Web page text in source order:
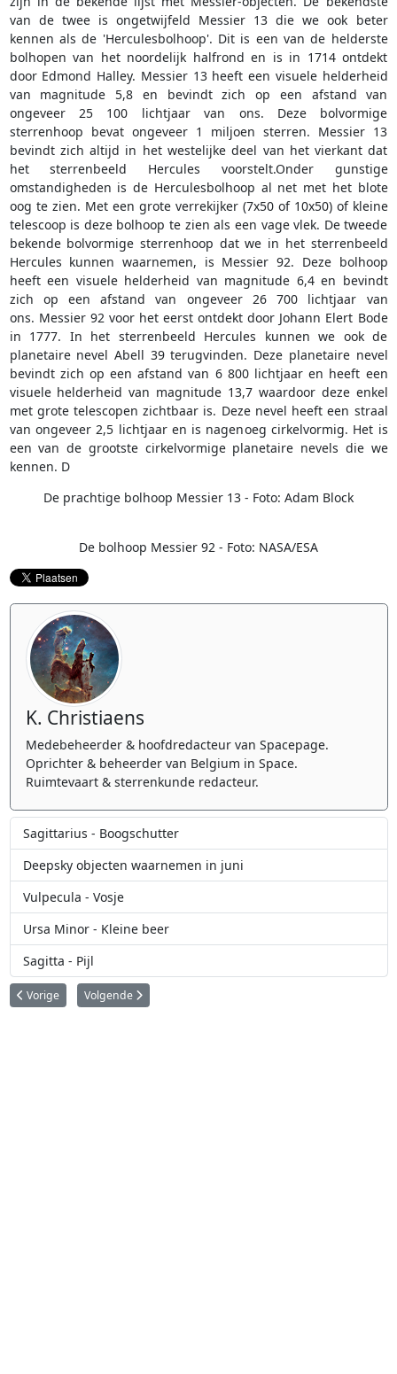
van de twee is ongetwijfeld Messier 13 die we ook beter
kennen als de 'Herculesbolhoop'. Dit is een van de helderste
bolhopen van het noordelijk halfrond en is in 1714 ontdekt
door Edmond Halley. Messier 13 heeft een visuele helderheid
van magnitude 5,8 en bevindt zich op een afstand van
ongeveer 25 100 lichtjaar van ons. Deze bolvormige
sterrenhoop bevat ongeveer 1 miljoen sterren. Messier 13
bevindt zich altijd in het westelijke deel van het vierkant dat
het sterrenbeeld Hercules voorstelt.Onder gunstige
omstandigheden is de Herculesbolhoop al net met het blote
oog te zien. Met een grote verrekijker (7x50 of 10x50) of kleine
telescoop is deze bolhoop te zien als een vage vlek. De tweede
bekende bolvormige sterrenhoop dat we in het sterrenbeeld
Hercules kunnen waarnemen, is Messier 92. Deze bolhoop
heeft een visuele helderheid van magnitude 6,4 en bevindt
zich op een afstand van ongeveer 26 700 lichtjaar van
ons. Messier 92 voor het eerst ontdekt door Johann Elert Bode
in 1777. In het sterrenbeeld Hercules kunnen we ook de
planetaire nevel Abell 39 terugvinden. Deze planetaire nevel
bevindt zich op een afstand van 6 800 lichtjaar en heeft een
visuele helderheid van magnitude 13,7 waardoor deze enkel
met grote telescopen zichtbaar is. Deze nevel heeft een straal
van ongeveer 2,5 lichtjaar en is nagenoeg cirkelvormig. Het is
een van de grootste cirkelvormige planetaire nevels die we
kennen. D
De prachtige bolhoop Messier 13 - Foto: Adam Block
De bolhoop Messier 92 - Foto: NASA/ESA
K. Christiaens
Medebeheerder & hoofdredacteur van Spacepage.
Oprichter & beheerder van Belgium in Space.
Ruimtevaart & sterrenkunde redacteur.
Sagittarius - Boogschutter
Deepsky objecten waarnemen in juni
Vulpecula - Vosje
Ursa Minor - Kleine beer
Sagitta - Pijl
Vorig artikel: Grus - Kraanvogel
Vorige Volgende artikel: Horologium - Uurwerk
Volgende